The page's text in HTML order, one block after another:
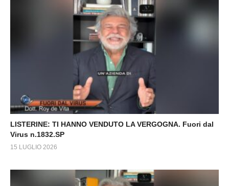
LISTERINE: TI HANNO VENDUTO LA VERGOGNA. Fuori dal
Virus n.1832.SP
15 LUGLIO 2026